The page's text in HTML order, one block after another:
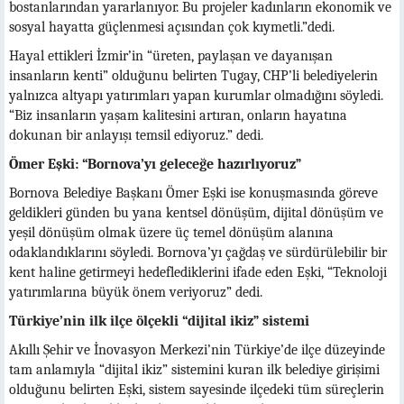
bostanlarından yararlanıyor. Bu projeler kadınların ekonomik ve
sosyal hayatta güçlenmesi açısından çok kıymetli.”dedi.
Hayal ettikleri İzmir’in “üreten, paylaşan ve dayanışan
insanların kenti” olduğunu belirten Tugay, CHP’li belediyelerin
yalnızca altyapı yatırımları yapan kurumlar olmadığını söyledi.
“Biz insanların yaşam kalitesini artıran, onların hayatına
dokunan bir anlayışı temsil ediyoruz.” dedi.
Ömer Eşki: “Bornova’yı geleceğe hazırlıyoruz”
Bornova Belediye Başkanı Ömer Eşki ise konuşmasında göreve
geldikleri günden bu yana kentsel dönüşüm, dijital dönüşüm ve
yeşil dönüşüm olmak üzere üç temel dönüşüm alanına
odaklandıklarını söyledi. Bornova’yı çağdaş ve sürdürülebilir bir
kent haline getirmeyi hedeflediklerini ifade eden Eşki, “Teknoloji
yatırımlarına büyük önem veriyoruz” dedi.
Türkiye’nin ilk ilçe ölçekli “dijital ikiz” sistemi
Akıllı Şehir ve İnovasyon Merkezi’nin Türkiye’de ilçe düzeyinde
tam anlamıyla “dijital ikiz” sistemini kuran ilk belediye girişimi
olduğunu belirten Eşki, sistem sayesinde ilçedeki tüm süreçlerin